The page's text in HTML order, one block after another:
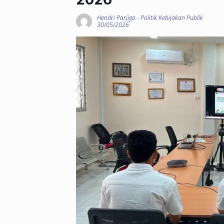
Hendri Parjiga-Politik Kebijakan Publik
30/05/2026